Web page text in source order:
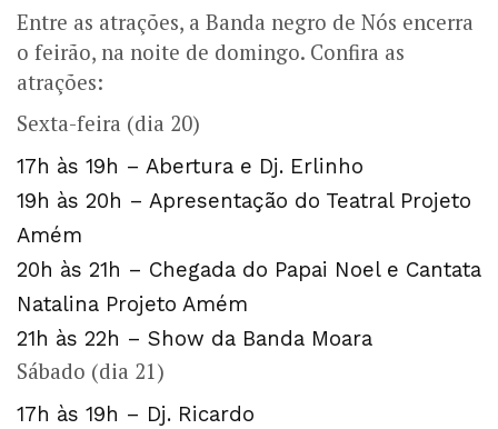
Entre as atrações, a Banda negro de Nós encerra
o feirão, na noite de domingo. Confira as
atrações:
Sexta-feira (dia 20)
17h às 19h – Abertura e Dj. Erlinho
19h às 20h – Apresentação do Teatral Projeto
Amém
20h às 21h – Chegada do Papai Noel e Cantata
Natalina Projeto Amém
21h às 22h – Show da Banda Moara
Sábado (dia 21)
17h às 19h – Dj. Ricardo